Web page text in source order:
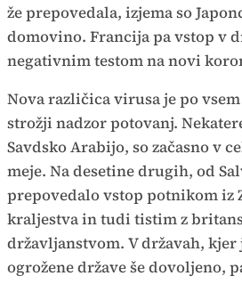
že prepovedala, izjema so
domovino. Francija pa vstop v
negativnim testom na novi
Nova različica virusa je po
strožji nadzor potovanj.
Savdsko Arabijo, so začasno v
meje. Na desetine drugih, od
prepovedalo vstop potnikom iz
kraljestva in tudi tistim z
državljanstvom. V državah, kjer
ogrožene države še dovoljeno,